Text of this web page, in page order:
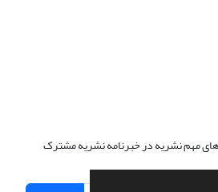
های مهم نشریه در خبرنامه نشریه مشترک